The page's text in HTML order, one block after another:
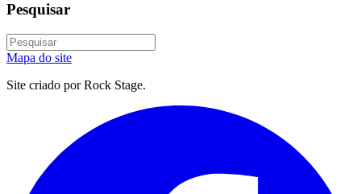
Pesquisar
Mapa do site
Site criado por Rock Stage.